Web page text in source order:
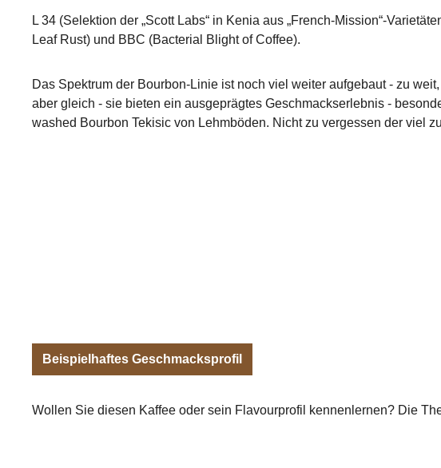
L 34 (Selektion der „Scott Labs“ in Kenia aus „French-Mission“-
Leaf Rust) und BBC (Bacterial Blight of Coffee).
Das Spektrum der Bourbon-Linie ist noch viel weiter aufgebaut - zu
aber gleich - sie bieten ein ausgeprägtes Geschmackserlebnis -
washed Bourbon Tekisic von Lehmböden. Nicht zu vergessen der viel
Beispielhaftes Geschmacksprofil
Wollen Sie diesen Kaffee oder sein Flavourprofil kennenlernen? Die